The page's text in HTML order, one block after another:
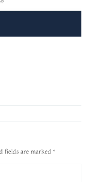
fields are marked *